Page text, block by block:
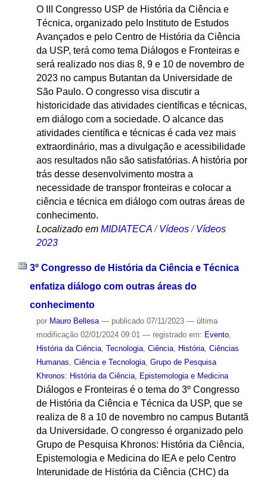
O III Congresso USP de História da Ciência e
Técnica, organizado pelo Instituto de Estudos
Avançados e pelo Centro de História da Ciência
da USP, terá como tema Diálogos e Fronteiras e
será realizado nos dias 8, 9 e 10 de novembro de
2023 no campus Butantan da Universidade de
São Paulo. O congresso visa discutir a
historicidade das atividades científicas e técnicas,
em diálogo com a sociedade. O alcance das
atividades científica e técnicas é cada vez mais
extraordinário, mas a divulgação e acessibilidade
aos resultados não são satisfatórias. A história por
trás desse desenvolvimento mostra a
necessidade de transpor fronteiras e colocar a
ciência e técnica em diálogo com outras áreas de
conhecimento.
Localizado em MIDIATECA /Vídeos /Vídeos
2023
3º Congresso de História da Ciência e Técnica
enfatiza diálogo com outras áreas do
conhecimento
por Mauro Bellesa — publicado07/11/2023 — última
modificação02/01/2024 09:01 — registrado em: Evento,
História da Ciência, Tecnologia, Ciência, História, Ciências
Humanas, Ciência e Tecnologia, Grupo de Pesquisa
Khronos: História da Ciência, Epistemologia e Medicina
Diálogos e Fronteiras é o tema do 3º Congresso
de História da Ciência e Técnica da USP, que se
realiza de 8 a 10 de novembro no campus Butantã
da Universidade. O congresso é organizado pelo
Grupo de Pesquisa Khronos: História da Ciência,
Epistemologia e Medicina do IEA e pelo Centro
Interunidade de História da Ciência (CHC) da